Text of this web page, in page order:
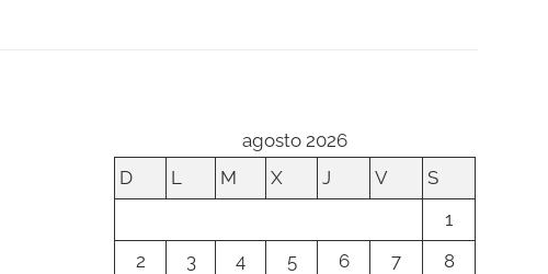
agosto 2026
D
L M X J V
S
1
2
3 4 5 6 7
8